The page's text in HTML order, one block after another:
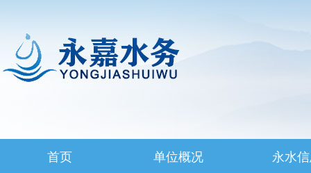
首页 单位概况 永水